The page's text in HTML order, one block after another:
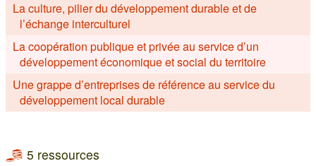
La culture, pilier du développement durable et de
l’échange interculturel
La coopération publique et privée au service d’un
développement économique et social du territoire
Une grappe d’entreprises de référence au service du
développement local durable
5 ressources